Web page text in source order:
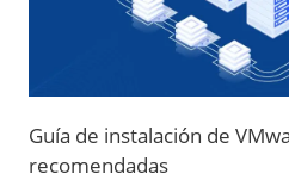
Guía de instalación de
recomendadas